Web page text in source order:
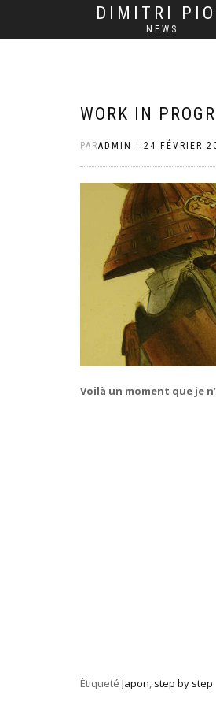
DIMITRI
NEWS
WORK IN
PARADMIN 24 FÉVRIER
Voilà un moment que je
Étiqueté Japon, step by step